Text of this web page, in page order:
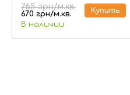
765 грн/м.кв.
670 грн/м.кв.
Купить
В наличии